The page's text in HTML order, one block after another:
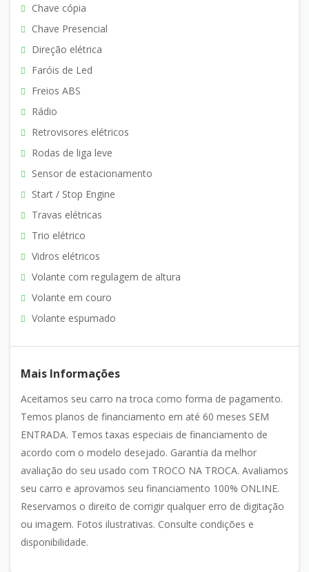
Chave cópia
Chave Presencial
Direção elétrica
Faróis de Led
Freios ABS
Rádio
Retrovisores elétricos
Rodas de liga leve
Sensor de estacionamento
Start / Stop Engine
Travas elétricas
Trio elétrico
Vidros elétricos
Volante com regulagem de altura
Volante em couro
Volante espumado
Mais Informações
Aceitamos seu carro na troca como forma de pagamento.
Temos planos de financiamento em até 60 meses SEM
ENTRADA. Temos taxas especiais de financiamento de
acordo com o modelo desejado. Garantia da melhor
avaliação do seu usado com TROCO NA TROCA. Avaliamos
seu carro e aprovamos seu financiamento 100% ONLINE.
Reservamos o direito de corrigir qualquer erro de digitação
ou imagem. Fotos ilustrativas. Consulte condições e
disponibilidade.